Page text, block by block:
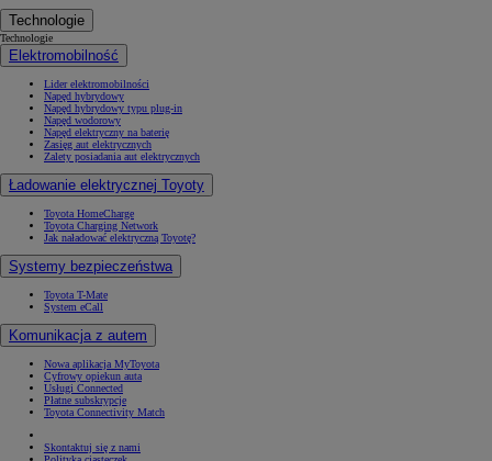
Technologie
Technologie
Elektromobilność
Lider elektromobilności
Napęd hybrydowy
Napęd hybrydowy typu plug-in
Napęd wodorowy
Napęd elektryczny na baterię
Zasięg aut elektrycznych
Zalety posiadania aut elektrycznych
Ładowanie elektrycznej Toyoty
Toyota HomeCharge
Toyota Charging Network
Jak naładować elektryczną Toyotę?
Systemy bezpieczeństwa
Toyota T-Mate
System eCall
Komunikacja z autem
Nowa aplikacja MyToyota
Cyfrowy opiekun auta
Usługi Connected
Płatne subskrypcje
Toyota Connectivity Match
Skontaktuj się z nami